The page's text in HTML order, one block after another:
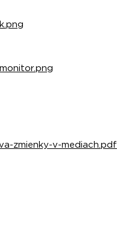
zmienky-v-mediach.pdf